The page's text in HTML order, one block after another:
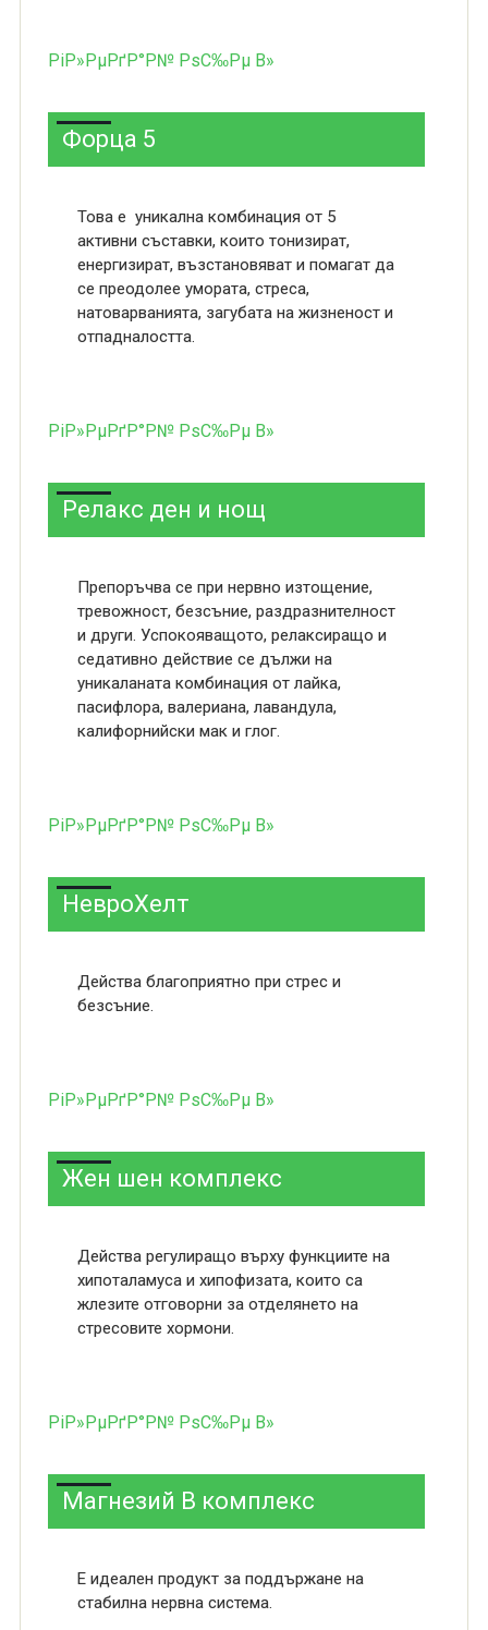
РіР»РµРґР°Р№ РѕС‰Рµ В»
Форца 5
Това е уникална комбинация от 5
активни съставки, които тонизират,
енергизират, възстановяват и помагат да
се преодолее умората, стреса,
натоварванията, загубата на жизненост и
отпадналостта.
РіР»РµРґР°Р№ РѕС‰Рµ В»
Релакс ден и нощ
Препоръчва се при нервно изтощение,
тревожност, безсъние, раздразнителност
и други. Успокояващото, релаксиращо и
седативно действие се дължи на
уникаланата комбинация от лайка,
пасифлора, валериана, лавандула,
калифорнийски мак и глог.
РіР»РµРґР°Р№ РѕС‰Рµ В»
НевроХелт
Действа благоприятно при стрес и
безсъние.
РіР»РµРґР°Р№ РѕС‰Рµ В»
Жен шен комплекс
Действа регулиращо върху функциите на
хипоталамуса и хипофизата, които са
жлезите отговорни за отделянето на
стресовите хормони.
РіР»РµРґР°Р№ РѕС‰Рµ В»
Магнезий В комплекс
Е идеален продукт за поддържане на
стабилна нервна система.